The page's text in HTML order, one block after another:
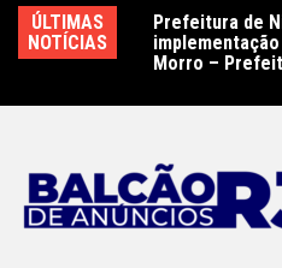
para
ÚLTIMAS
NOTÍCIAS
Iguaçu
do
Prefeitura de
Morro –